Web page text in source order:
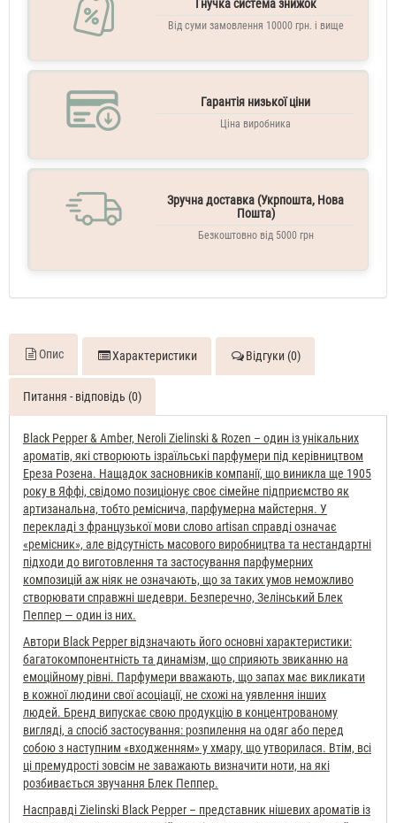
Гнучка система знижок
Від суми замовлення 10000 грн. і вище
Гарантія низької ціни
Ціна виробника
Зручна доставка (Укрпошта, Нова
Пошта)
Безкоштовно від 5000 грн
Опис Характеристики Відгуки (0)
Питання - відповідь (0)
Black Pepper & Amber, Neroli Zielinski & Rozen – один із унікальних
ароматів, які створюють ізраїльські парфумери під керівництвом
Ереза Розена. Нащадок засновників компанії, що виникла ще 1905
року в Яффі, свідомо позиціонує своє сімейне підприємство як
артизанальна, тобто реміснича, парфумерна майстерня. У
перекладі з французької мови слово artisan справді означає
«ремісник», але відсутність масового виробництва та нестандартні
підходи до виготовлення та застосування парфумерних
композицій аж ніяк не означають, що за таких умов неможливо
створювати справжні шедеври. Безперечно, Зелінський Блек
Пеппер — один із них.
Автори Black Pepper відзначають його основні характеристики:
багатокомпонентність та динамізм, що сприяють звиканню на
емоційному рівні. Парфумери вважають, що запах має викликати
в кожної людини свої асоціації, не схожі на уявлення інших
людей. Бренд випускає свою продукцію в концентрованому
вигляді, а спосіб застосування: розпилення на одяг або перед
собою з наступним «входженням» у хмару, що утворилася. Втім, всі
ці премудрості зовсім не заважають визначити ноти, на які
розбивається звучання Блек Пеппер.
Насправді Zielinski Black Pepper – представник нішевих ароматів із